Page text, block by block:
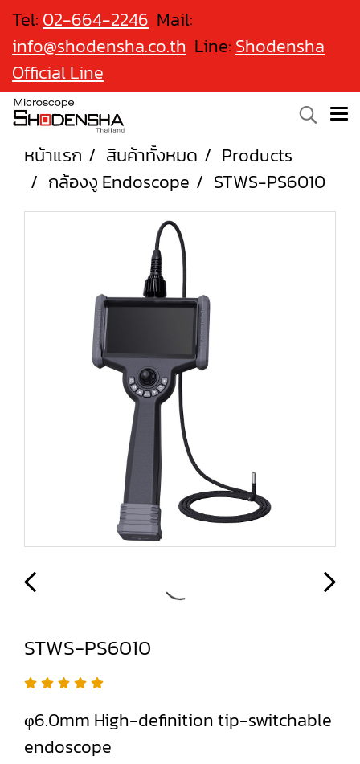
Tel: 02-664-2246 Mail:
info@shodensha.co.th Line: Shodensha
Official Line
หน้าแรก สินค้าทั้งหมด
Products
กล้องงู Endoscope
STWS-PS6010
STWS-PS6010
φ6.0mm High-definition tip-switchable
endoscope